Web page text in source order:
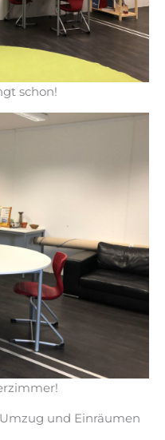
schon!
und Einräumen